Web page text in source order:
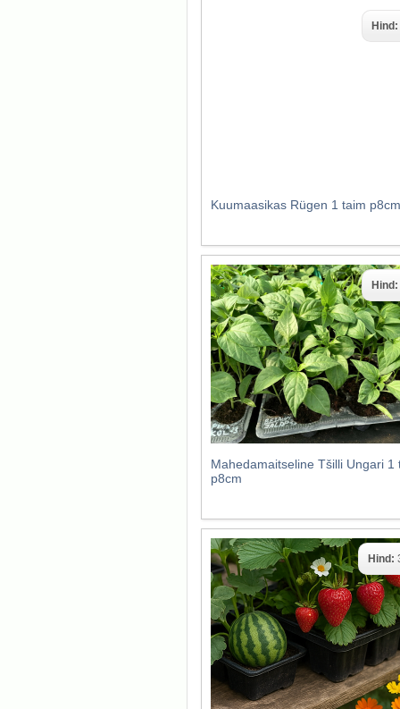
Kuumaasikas Rügen 1 taim p8cm
Hind:
Mahedamaitseline Tšilli Ungari 1
p8cm
Hind:
Hind: